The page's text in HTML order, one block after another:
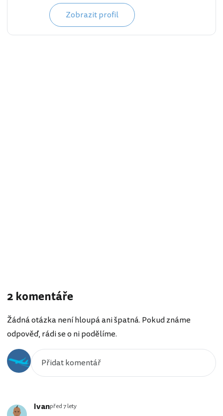
Zobrazit profil
2 komentáře
Žádná otázka není hloupá ani špatná. Pokud známe
odpověď, rádi se o ni podělíme.
Ivanpřed 7 lety